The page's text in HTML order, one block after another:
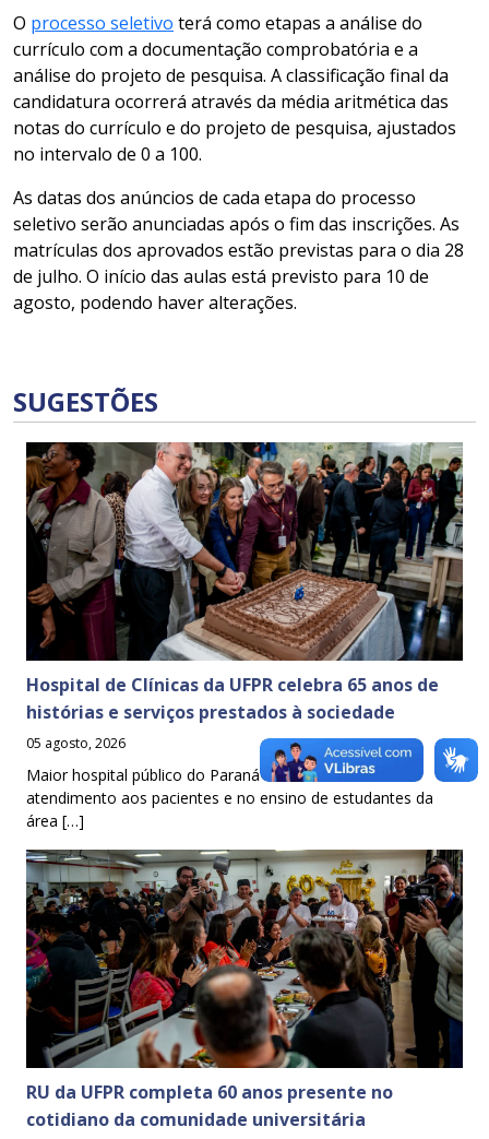
O processo seletivo terá como etapas a análise do
currículo com a documentação comprobatória e a
análise do projeto de pesquisa. A classificação final da
candidatura ocorrerá através da média aritmética das
notas do currículo e do projeto de pesquisa, ajustados
no intervalo de 0 a 100.
As datas dos anúncios de cada etapa do processo
seletivo serão anunciadas após o fim das inscrições. As
matrículas dos aprovados estão previstas para o dia 28
de julho. O início das aulas está previsto para 10 de
agosto, podendo haver alterações.
SUGESTÕES
Hospital de Clínicas da UFPR celebra 65 anos de
histórias e serviços prestados à sociedade
05 agosto, 2026
Maior hospital público do Paraná é referência no
atendimento aos pacientes e no ensino de estudantes da
área […]
RU da UFPR completa 60 anos presente no
cotidiano da comunidade universitária